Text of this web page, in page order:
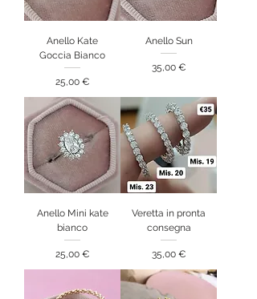
Anello Kate
Goccia Bianco
Prezzo
25,00 €
Anello Sun
Prezzo
35,00 €
Anello Mini kate
bianco
Prezzo
25,00 €
Veretta in pronta
consegna
Prezzo
35,00 €